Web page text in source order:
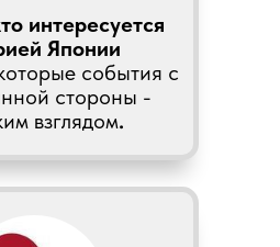
интересуется
Японии
события с
стороны -
взглядом.